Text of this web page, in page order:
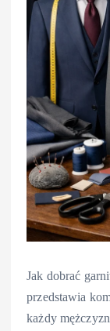
Jak dobrać
przedstawia
każdy